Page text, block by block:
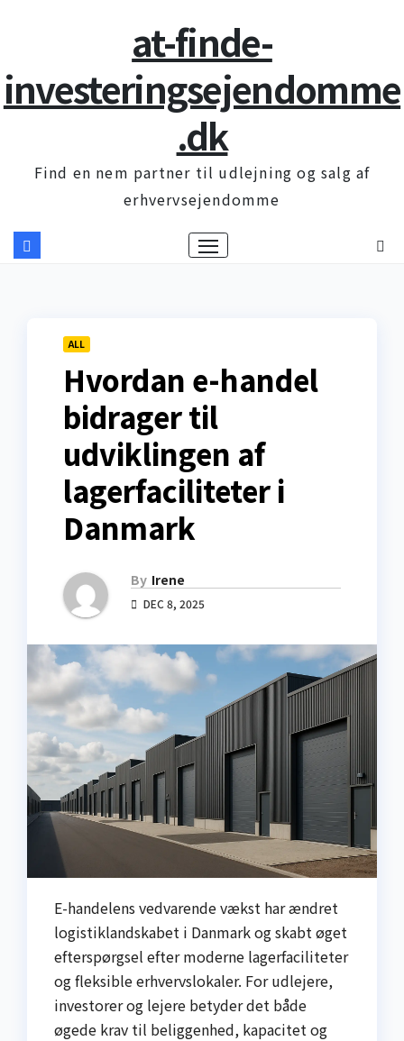
at-finde-
investeringsejendomme
.dk
Find en nem partner til udlejning og salg af
erhvervsejendomme
ALL
Hvordan e-handel
bidrager til
udviklingen af
lagerfaciliteter i
Danmark
By Irene
DEC 8, 2025
E-handelens vedvarende vækst har ændret
logistiklandskabet i Danmark og skabt øget
efterspørgsel efter moderne lagerfaciliteter
og fleksible erhvervslokaler. For udlejere,
investorer og lejere betyder det både
øgede krav til beliggenhed, kapacitet og